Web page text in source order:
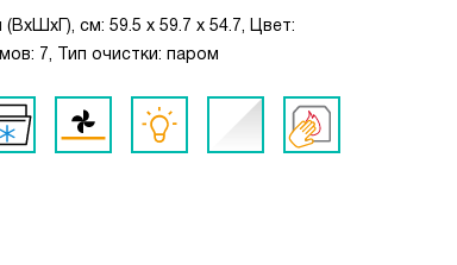
см: 59.5 x 59.7 x 54.7, Цвет:
7, Тип очистки: паром